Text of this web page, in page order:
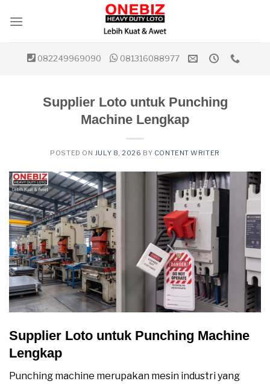
082249969090 081316088977
Supplier Loto untuk Punching
Machine Lengkap
POSTED ON JULY 8, 2026 BY CONTENT WRITER
Supplier Loto untuk Punching Machine
Lengkap
Punching machine merupakan mesin industri yang